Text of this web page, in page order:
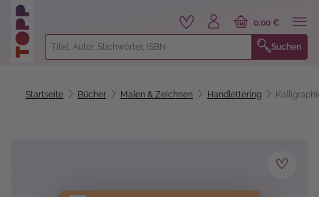
springen
Suchen
0,00 €
Startseite Bücher Malen & Zeichnen Handlettering